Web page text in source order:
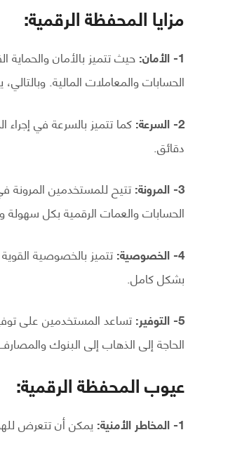
مزايا المحفظة الرقمية:
1- الأمان:
حيث تتميز بالأمان والحماية
الحسابات والمعاملات المالية.
2- السرعة:
كما تتميز بالسرعة في
دقائق.
3- المرونة:
تتيح للمستخدمين المرونة
الحسابات والعمات الرقمية بكل سهولة
4- الخصوصية:
تتميز بالخصوصية
بشكل كامل.
5- التوفير:
تساعد المستخدمين على
الحاجة إلى الذهاب إلى البنوك
عيوب المحفظة الرقمية:
1- المخاطر الأمنية:
يمكن أن تتعرض